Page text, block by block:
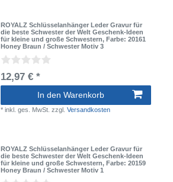
ROYALZ Schlüsselanhänger Leder Gravur für
die beste Schwester der Welt Geschenk-Ideen
für kleine und große Schwestern, Farbe: 20161
Honey Braun / Schwester Motiv 3
12,97 € *
In den Warenkorb
*inkl. ges. MwSt. zzgl.Versandkosten
ROYALZ Schlüsselanhänger Leder Gravur für
die beste Schwester der Welt Geschenk-Ideen
für kleine und große Schwestern, Farbe: 20159
Honey Braun / Schwester Motiv 1